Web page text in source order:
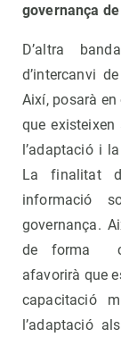
governança de
D’altra
d’intercanvi
Així, posarà
que
l’adaptació i
La finalitat
informació
governança.
de forma
afavorirà que
capacitació
l’adaptació